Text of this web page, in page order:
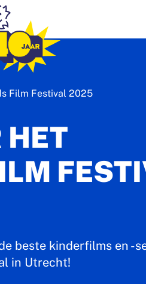
Film Festival 2025
HET
beste kinderfilms en -
in Utrecht!